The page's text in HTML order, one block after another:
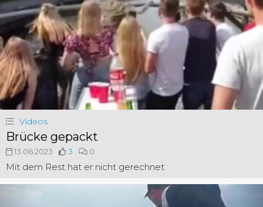
Videos
Brücke gepackt
13.06.2023 3 0
Mit dem Rest hat er nicht gerechnet